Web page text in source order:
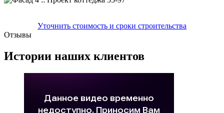
Уточнить стоимость и сроки строительства
Отзывы
Истории наших клиентов